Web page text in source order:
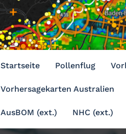
Startseite Pollenflug
Vorhersagekarten Australien
AusBOM (ext.) NHC (ext.)